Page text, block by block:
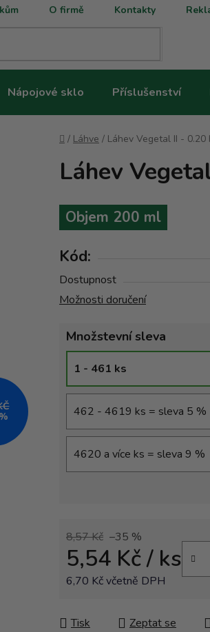
O firmě Kontakty
Nápojové sklo Příslušenství
Domů
/ Láhve / Láhev Vegetal II - 0.20
Láhev
Objem 200 ml
Kód:
Dostupnost
Možnosti doručení
Množstevní sleva
1 - 461 ks
462 - 4619 ks = sleva 5 %
4620 a více ks = sleva 9 %
8,57 Kč –35 %
5,54 Kč/ ks
6,70 Kč včetně DPH
Tisk Zeptat se